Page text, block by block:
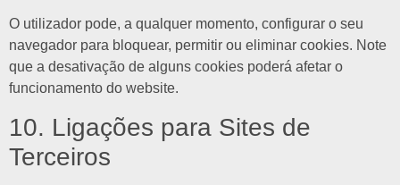
O utilizador pode, a qualquer momento, configurar o seu
navegador para bloquear, permitir ou eliminar cookies. Note
que a desativação de alguns cookies poderá afetar o
funcionamento do website.
10. Ligações para Sites de
Terceiros